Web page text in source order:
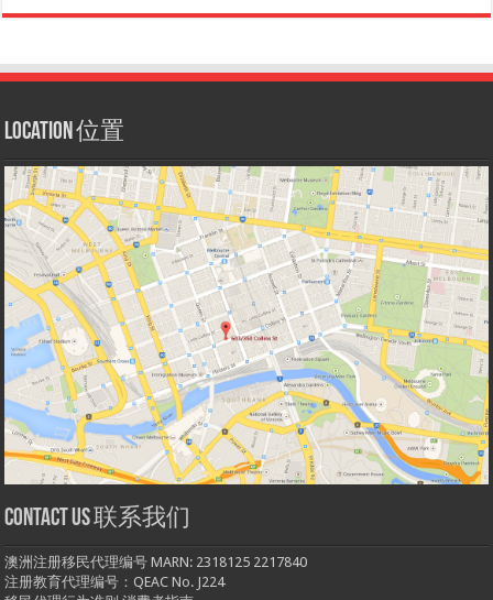
Location 位置
Contact us 联系我们
澳洲注册移民代理编号 MARN: 2318125 2217840
注册教育代理编号：QEAC No. J224